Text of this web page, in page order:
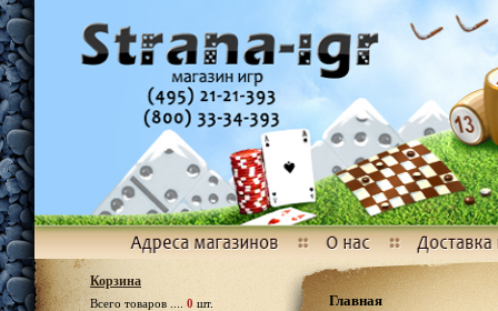
Корзина
Всего товаров .... 0 шт.
Главная